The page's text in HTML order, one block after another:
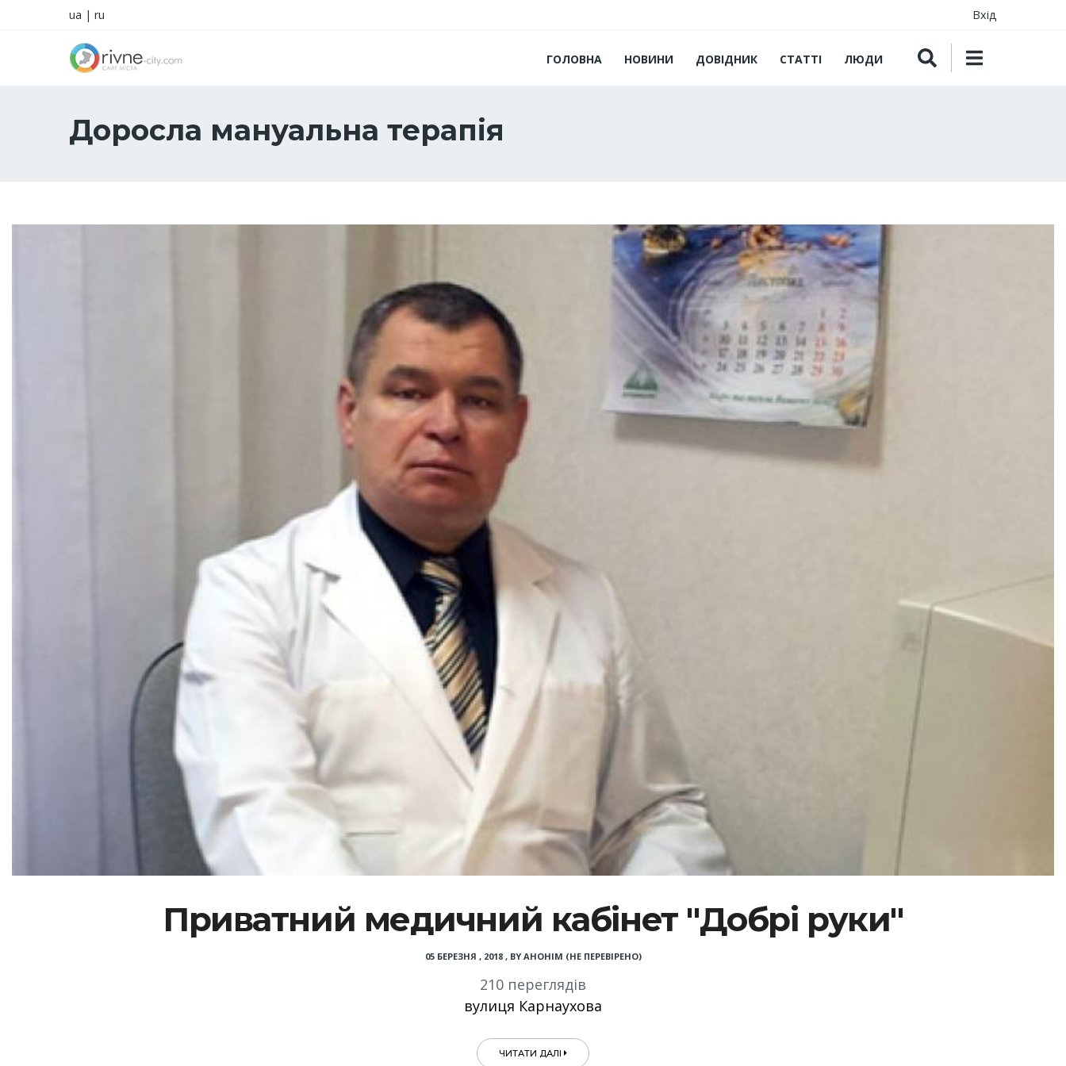
ua | ru Вхід
ГОЛОВНА НОВИНИ ДОВІДНИК СТАТТІ ЛЮДИ
Доросла мануальна терапія
Приватний медичний кабінет "Добрі руки"
05 БЕРЕЗНЯ , 2018, BY АНОНІМ (НЕ ПЕРЕВІРЕНО)
210 переглядів
вулиця Карнаухова
ЧИТАТИ ДАЛІ